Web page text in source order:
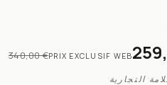
340,00 €PRIX EXCLUSIF WEB
التجارية